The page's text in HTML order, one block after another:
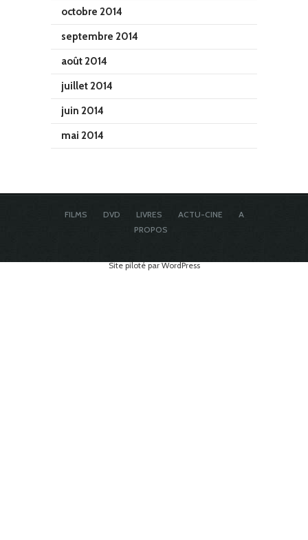
octobre 2014
septembre 2014
août 2014
juillet 2014
juin 2014
mai 2014
FILMS DVD LIVRES ACTU-CINE
A
PROPOS
Site piloté par WordPress